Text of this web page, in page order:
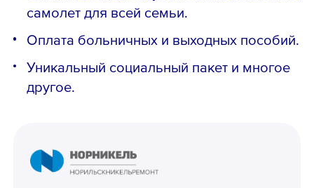
самолет для всей семьи.
Оплата больничных и выходных пособий.
Уникальный социальный пакет и многое
другое.